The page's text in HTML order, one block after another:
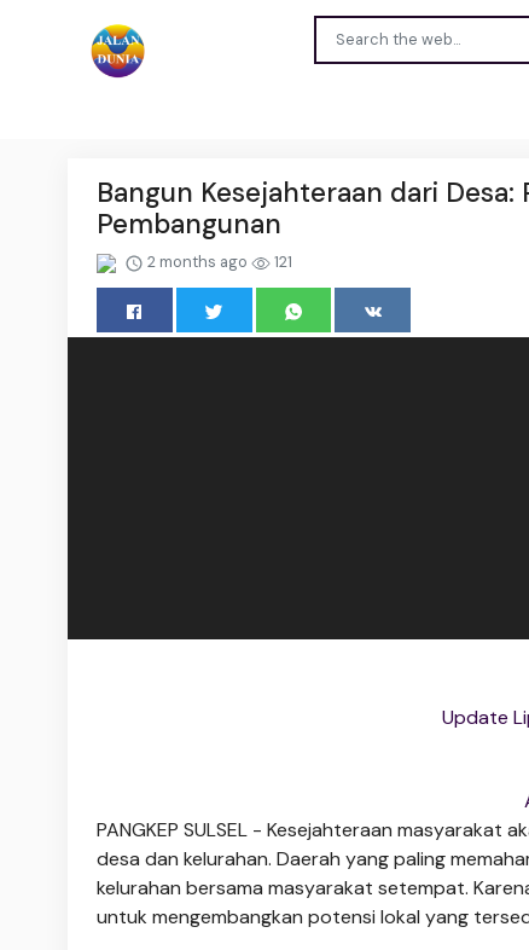
Bangun Kesejahteraan dari
Pembangunan
2 months ago 121
Update
PANGKEP SULSEL - Kesejahteraan
desa dan kelurahan. Daerah yang paling
kelurahan bersama masyarakat setempat.
untuk mengembangkan potensi lokal yang